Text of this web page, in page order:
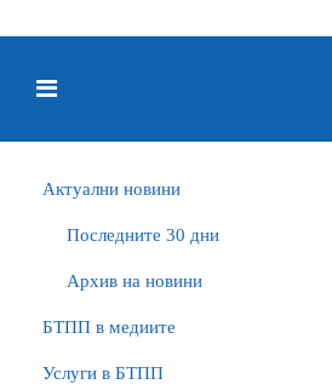
Актуални новини
Последните 30 дни
Архив на новини
БTПП в медиите
Услуги в БТПП